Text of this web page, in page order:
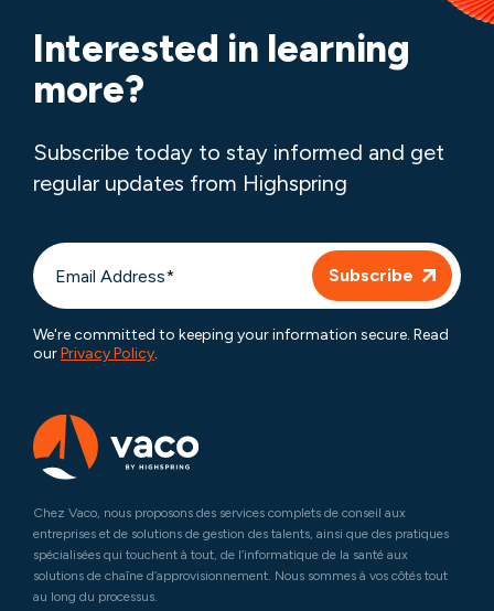
Interested in learning
more?
Subscribe today to stay informed and get
regular updates from Highspring
We're committed to keeping your information secure. Read
ourPrivacy Policy.
Chez Vaco, nous proposons des services complets de conseil aux
entreprises et de solutions de gestion des talents, ainsi que des pratiques
spécialisées qui touchent à tout, de l’informatique de la santé aux
solutions de chaîne d’approvisionnement. Nous sommes à vos côtés tout
au long du processus.